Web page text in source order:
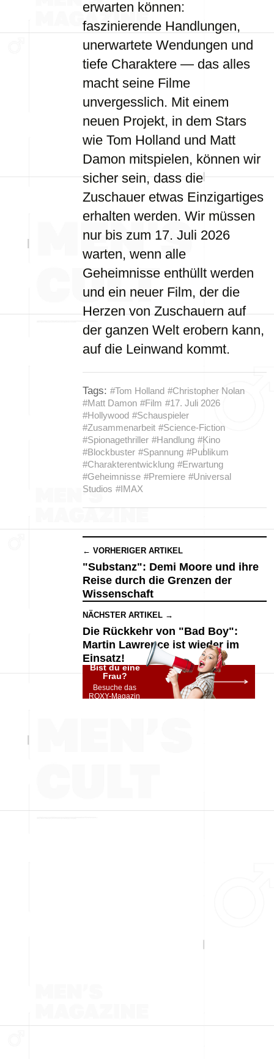
erwarten können:
faszinierende Handlungen,
unerwartete Wendungen und
tiefe Charaktere — das alles
macht seine Filme
unvergesslich. Mit einem
neuen Projekt, in dem Stars
wie Tom Holland und Matt
Damon mitspielen, können wir
sicher sein, dass die
Zuschauer etwas Einzigartiges
erhalten werden. Wir müssen
nur bis zum 17. Juli 2026
warten, wenn alle
Geheimnisse enthüllt werden
und ein neuer Film, der die
Herzen von Zuschauern auf
der ganzen Welt erobern kann,
auf die Leinwand kommt.
Tags: #Tom Holland #Christopher Nolan
#Matt Damon #Film #17. Juli 2026
#Hollywood #Schauspieler
#Zusammenarbeit #Science-Fiction
#Spionagethriller #Handlung #Kino
#Blockbuster #Spannung #Publikum
#Charakterentwicklung #Erwartung
#Geheimnisse #Premiere #Universal
Studios #IMAX
← VORHERIGER ARTIKEL
"Substanz": Demi Moore und ihre
Reise durch die Grenzen der
Wissenschaft
NÄCHSTER ARTIKEL →
Die Rückkehr von "Bad Boy":
Martin Lawrence ist wieder im
Einsatz!
Bist du eine
Frau?
Besuche das
ROXY-Magazin